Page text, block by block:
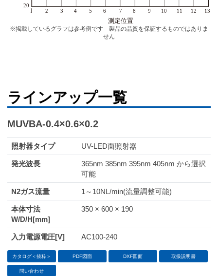
※掲載しているグラフは参考例です 製品の品質を保証するものではありま
せん
ラインアップ一覧
MUVBA-0.4×0.6×0.2
照射器タイプ UV-LED面照射器
発光波長
365nm 385nm 395nm 405nm から選択
可能
N2ガス流量 1～10NL/min(流量調整可能)
本体寸法
W/D/H[mm]
350 × 600 × 190
入力電源電圧[V] AC100-240
カタログ＜抜粋＞ PDF図面 DXF図面 取扱説明書
問い合わせ